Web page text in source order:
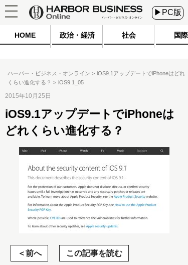
▶PC版
HOME 政治・経済 社会 国際
ハーバー・ビジネス・オンライン
iOS9.1アップデートでiPhoneはどれ
くらい進化する？
iOS9.1_05
2015年10月25日
iOS9.1アップデートでiPhoneは
どれくらい進化する？
前へ この記事を読む